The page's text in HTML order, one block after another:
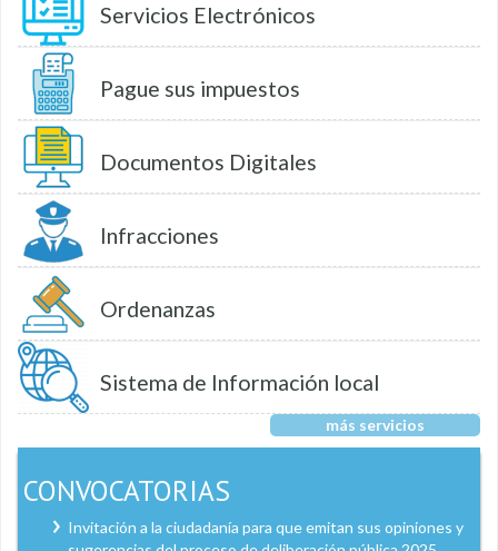
Servicios Electrónicos
Pague sus impuestos
Documentos Digitales
Infracciones
Ordenanzas
Sistema de Información local
más servicios
CONVOCATORIAS
Invitación a la ciudadanía para que emitan sus opiniones y